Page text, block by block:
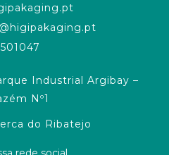
Industrial Argibay –
Nº1
do Ribatejo